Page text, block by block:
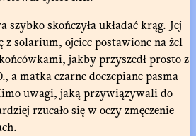
szybko skończyła układać krąg. Jej
z solarium, ojciec postawione na żel
jakby przyszedł prosto z
a matka czarne doczepiane pasma
uwagi, jaką przywiązywali do
rzucało się w oczy zmęczenie